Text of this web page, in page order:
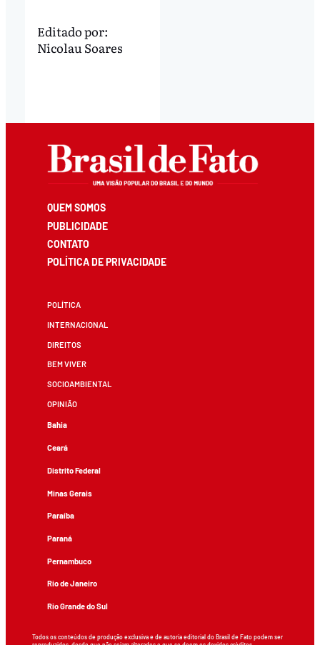
Editado por:
Nicolau Soares
QUEM SOMOS
PUBLICIDADE
CONTATO
POLÍTICA DE PRIVACIDADE
POLÍTICA
INTERNACIONAL
DIREITOS
BEM VIVER
SOCIOAMBIENTAL
OPINIÃO
Bahia
Ceará
Distrito Federal
Minas Gerais
Paraíba
Paraná
Pernambuco
Rio de Janeiro
Rio Grande do Sul
Todos os conteúdos de produção exclusiva e de autoria editorial do Brasil de Fato podem ser